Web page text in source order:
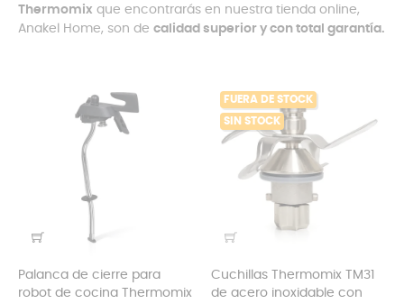
Thermomix que encontrarás en nuestra tienda online,
Anakel Home, son de calidad superior y con total garantía.
Palanca de cierre para
robot de cocina Thermomix
FUERA DE STOCK
SIN STOCK
Cuchillas Thermomix TM31
de acero inoxidable con